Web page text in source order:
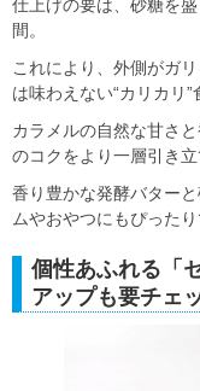
仕上げの要は、砂糖を
間。
これにより、外側がガ
は味わえない“カリカリ”
カラメルの自然な甘さ
のコクをより一層引き立
香り豊かな発酵バター
ムやおやつにもぴったり
個性あふれる「
アップも要チェ